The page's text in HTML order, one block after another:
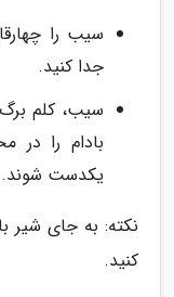
سیب را
جدا کنید.
سیب، کلم
بادام را در
یکدست شوند.
نکته: به جای شیر
کنید.